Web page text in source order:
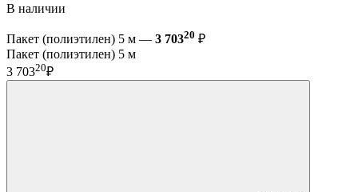
В наличии
Пакет (полиэтилен) 5 м — 3 70320 ₽
Пакет (полиэтилен) 5 м
3 70320₽